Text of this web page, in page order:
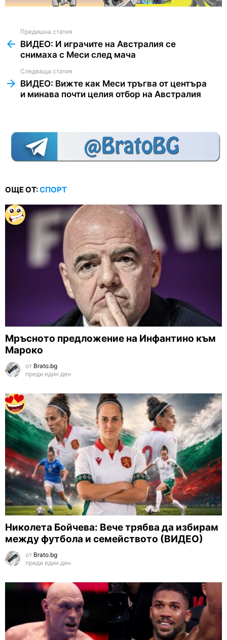
more
Предишна статия
ВИДЕО: И играчите на Австралия се
снимаха с Меси след мача
Следваща статия
ВИДЕО: Вижте как Меси тръгва от центъра
и минава почти целия отбор на Австралия
ОЩЕ ОТ:СПОРТ
Мръсното предложение на Инфантино към
Мароко
от Brato.bg
преди един ден
Николета Бойчева: Вече трябва да избирам
между футбола и семейството (ВИДЕО)
от Brato.bg
преди един ден